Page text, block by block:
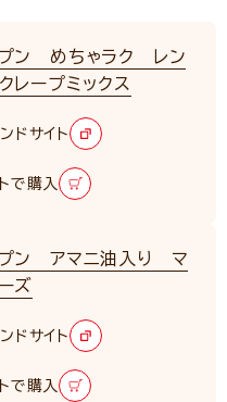
ン めちゃラク レン
レープミックス
ドサイト
で購入
ン アマニ油入り マ
ズ
ドサイト
で購入